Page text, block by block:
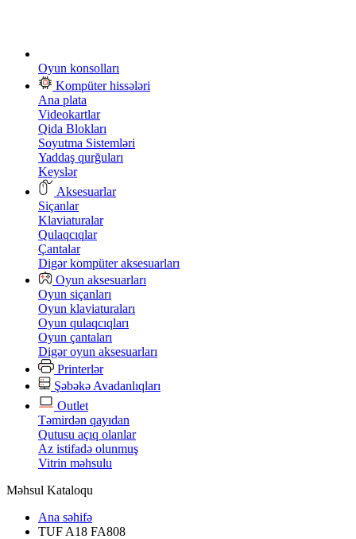
Oyun konsolları
Kompüter hissələri
Ana plata
Videokartlar
Qida Blokları
Soyutma Sistemləri
Yaddaş qurğuları
Keyslər
Aksesuarlar
Siçanlar
Klaviaturalar
Qulaqcıqlar
Çantalar
Digər kompüter aksesuarları
Oyun aksesuarları
Oyun siçanları
Oyun klaviaturaları
Oyun qulaqcıqları
Oyun çantaları
Digər oyun aksesuarları
Printerlər
Şəbəkə Avadanlıqları
Outlet
Təmirdən qayıdan
Qutusu açıq olanlar
Az istifadə olunmuş
Vitrin məhsulu
Məhsul Kataloqu
Ana səhifə
TUF A18 FA808